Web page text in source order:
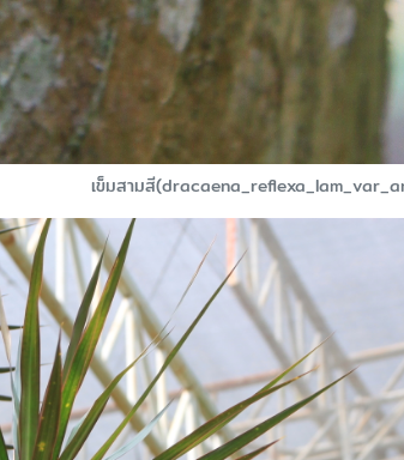
เข็มสามสี